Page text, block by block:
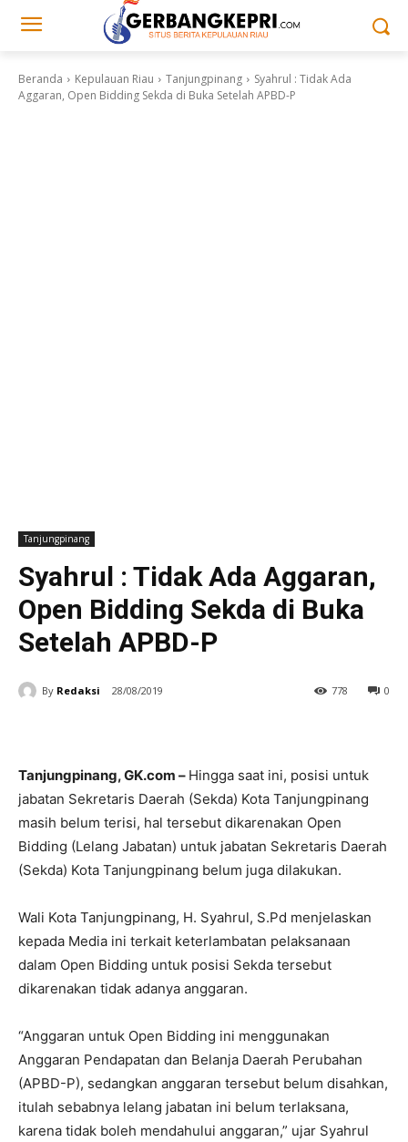
Beranda Kepulauan Riau Tanjungpinang
Syahrul : Tidak Ada
Aggaran, Open Bidding Sekda di Buka Setelah APBD-P
Tanjungpinang
Syahrul : Tidak Ada Aggaran,
Open Bidding Sekda di Buka
Setelah APBD-P
By Redaksi 28/08/2019 0
778
Tanjungpinang, GK.com – Hingga saat ini, posisi untuk
jabatan Sekretaris Daerah (Sekda) Kota Tanjungpinang
masih belum terisi, hal tersebut dikarenakan Open
Bidding (Lelang Jabatan) untuk jabatan Sekretaris Daerah
(Sekda) Kota Tanjungpinang belum juga dilakukan.
Wali Kota Tanjungpinang, H. Syahrul, S.Pd menjelaskan
kepada Media ini terkait keterlambatan pelaksanaan
dalam Open Bidding untuk posisi Sekda tersebut
dikarenakan tidak adanya anggaran.
“Anggaran untuk Open Bidding ini menggunakan
Anggaran Pendapatan dan Belanja Daerah Perubahan
(APBD-P), sedangkan anggaran tersebut belum disahkan,
itulah sebabnya lelang jabatan ini belum terlaksana,
karena tidak boleh mendahului anggaran,” ujar Syahrul